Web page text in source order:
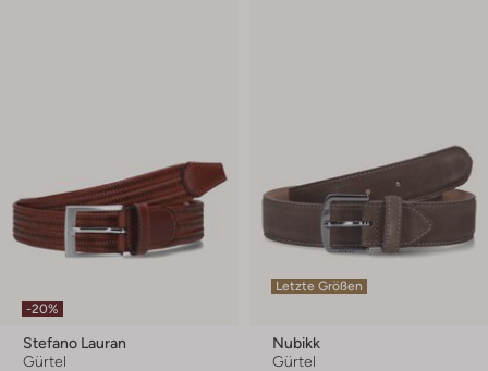
-20%
Stefano Lauran
Gürtel
Letzte Größen
Nubikk
Gürtel